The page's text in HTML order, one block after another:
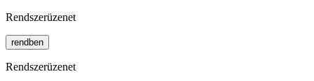
Rendszerüzenet
rendben
Rendszerüzenet